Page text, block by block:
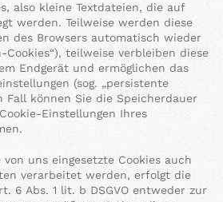
also kleine Textdateien, die auf
werden. Teilweise werden diese
des Browsers automatisch wieder
Cookies“), teilweise verbleiben diese
Endgerät und ermöglichen das
(sog. „persistente
Fall können Sie die Speicherdauer
Einstellungen Ihres
uns eingesetzte Cookies auch
verarbeitet werden, erfolgt die
6 Abs. 1 lit. b DSGVO entweder zur